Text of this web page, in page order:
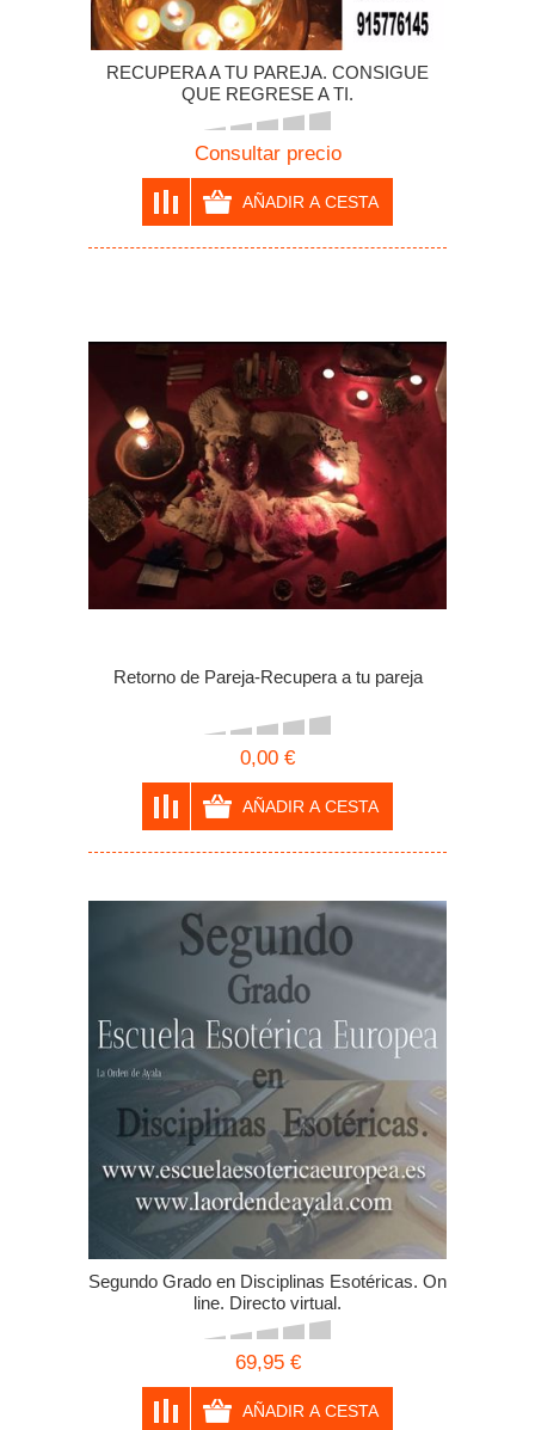
RECUPERA A TU PAREJA. CONSIGUE
QUE REGRESE A TI.
Consultar precio
Retorno de Pareja-Recupera a tu pareja
0,00 €
Segundo Grado en Disciplinas Esotéricas. On
line. Directo virtual.
69,95 €